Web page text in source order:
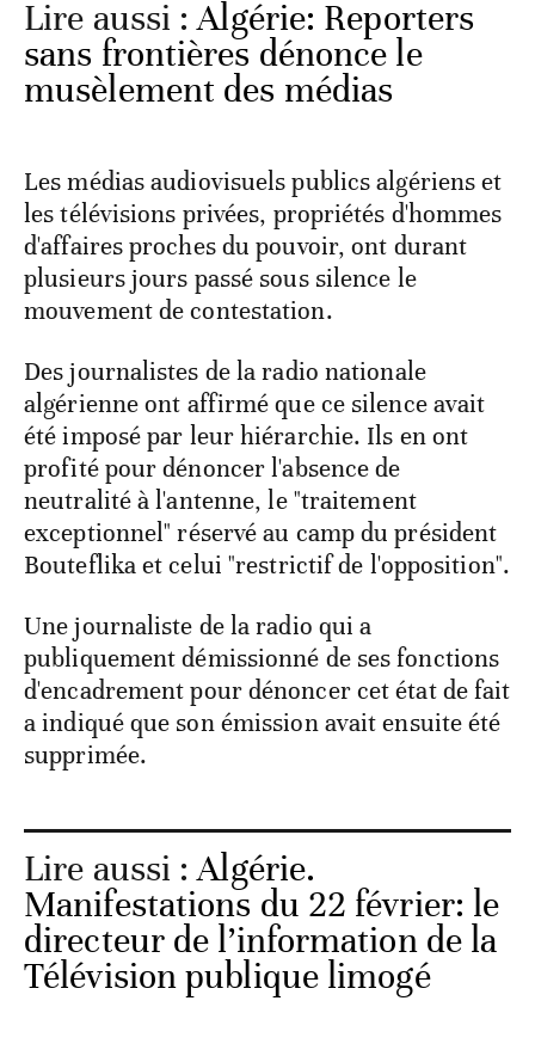
Lire aussi :Algérie: Reporters
sans frontières dénonce le
musèlement des médias
Les médias audiovisuels publics algériens et
les télévisions privées, propriétés d'hommes
d'affaires proches du pouvoir, ont durant
plusieurs jours passé sous silence le
mouvement de contestation.
Des journalistes de la radio nationale
algérienne ont affirmé que ce silence avait
été imposé par leur hiérarchie. Ils en ont
profité pour dénoncer l'absence de
neutralité à l'antenne, le "traitement
exceptionnel" réservé au camp du président
Bouteflika et celui "restrictif de l'opposition".
Une journaliste de la radio qui a
publiquement démissionné de ses fonctions
d'encadrement pour dénoncer cet état de fait
a indiqué que son émission avait ensuite été
supprimée.
Lire aussi :Algérie.
Manifestations du 22 février: le
directeur de l’information de la
Télévision publique limogé